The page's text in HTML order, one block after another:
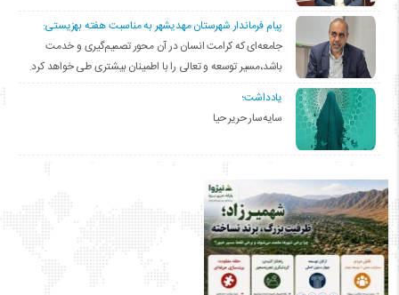
پیام فرماندار شهرستان مهدیشهر به مناسبت هفته بهزیستی:
جامعه‌ای که کرامت انسان در آن محور تصمیم‌گیری و خدمت
باشد،مسیر توسعه و تعالی را با اطمینان بیشتری طی خواهد کرد.
یادداشت؛
سایه‌سار حریر حیا